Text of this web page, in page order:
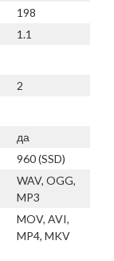
198
1.1
2
да
960 (SSD)
WAV, OGG,
MP3
MOV, AVI,
MP4, MKV